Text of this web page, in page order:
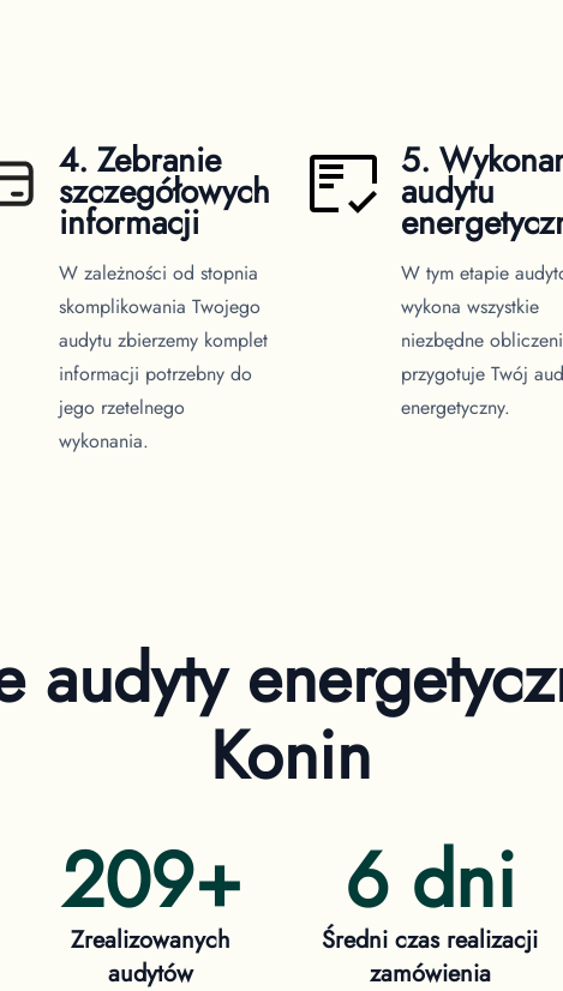
4. Zebranie
szczegółowych
informacji
W zależności od stopnia
skomplikowania Twojego
audytu zbierzemy komplet
informacji potrzebny do
jego rzetelnego
wykonania.
5.
audytu
W tym etapie
wykona wszystkie
niezbędne
przygotuje Twój
energetyczny.
audyty
Konin
209+
Zrealizowanych
audytów
6 dni
Średni czas realizacji
zamówienia